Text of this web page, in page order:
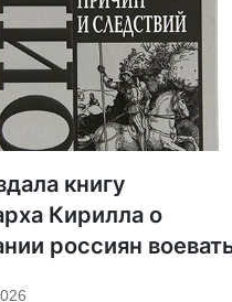
книгу
Кирилла о
россиян